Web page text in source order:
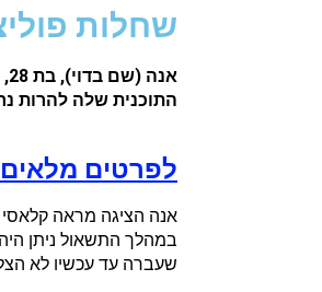
שחלות
אנה (שם בדוי), בת 28, הגיעה לקליניקה לאחר שהפסיקה ליטול גלולות למניעת הריון שנה קודם לכן. מאז הפסקת הגלולות לא קיבלה וסת אפילו פעם אחת.
התוכנית שלה להרות נראתה
לפרטים מלאים
אנה הציגה מראה קלאסי
במהלך התשאול ניתן
שעברה עד עכשיו לא